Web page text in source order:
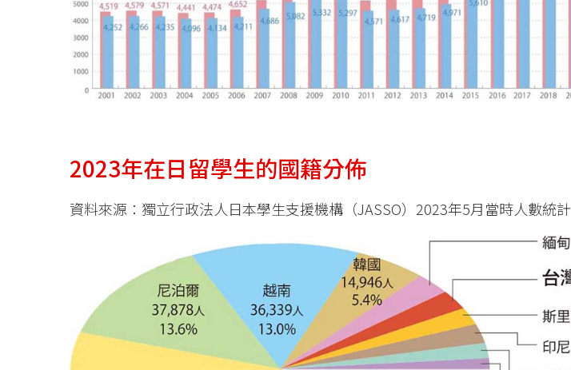
2023年在日留學生的國籍分佈
資料來源：獨立行政法人日本學生支援機構（JASSO）2023年5月當時人數統計